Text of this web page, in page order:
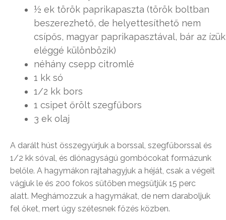
½ ek török paprikapaszta (török boltban
beszerezhető, de helyettesíthető nem
csípős, magyar paprikapasztával, bár az ízük
eléggé különbözik)
néhány csepp citromlé
1 kk só
1/2 kk bors
1 csipet őrölt szegfűbors
3 ek olaj
A darált húst összegyúrjuk a borssal, szegfűborssal és
1/2 kk sóval, és diónagyságú gombócokat formázunk
belőle. A hagymákon rajtahagyjuk a héját, csak a végeit
vágjuk le és 200 fokos sütőben megsütjük 15 perc
alatt. Meghámozzuk a hagymákat, de nem daraboljuk
fel őket, mert úgy szétesnek főzés közben.